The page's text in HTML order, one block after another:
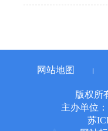
网站地图
版权所
主办单位
苏